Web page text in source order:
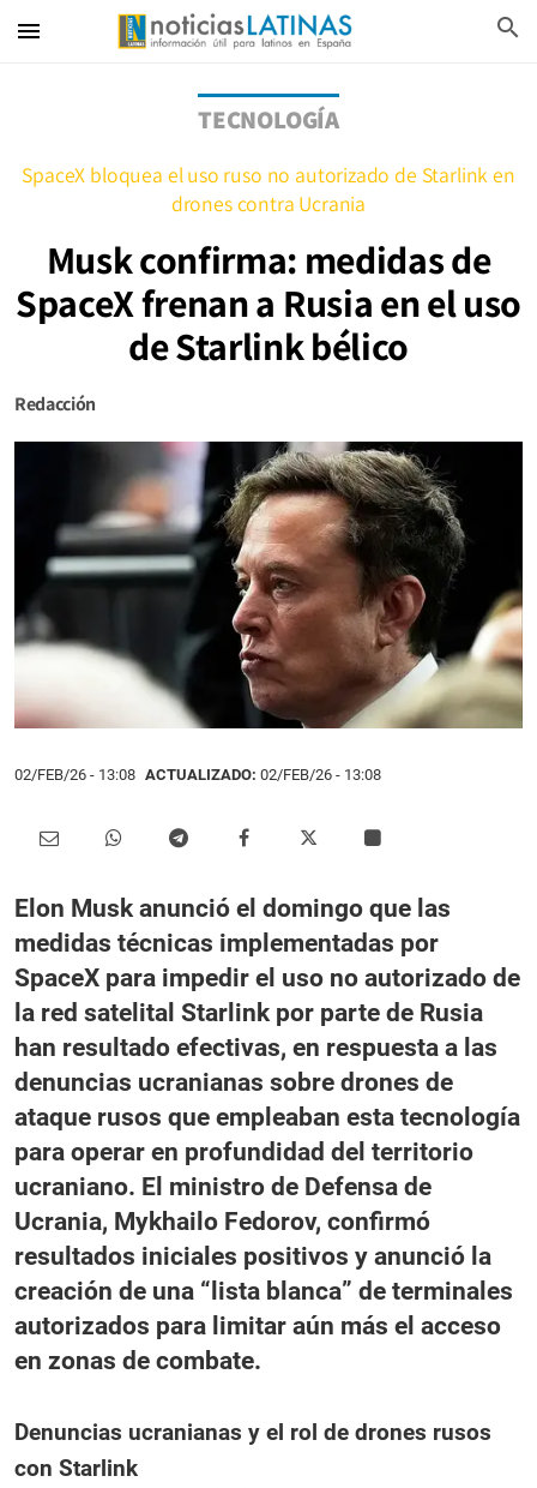
menu search
TECNOLOGÍA
SpaceX bloquea el uso ruso no autorizado de Starlink en
drones contra Ucrania
Musk confirma: medidas de
SpaceX frenan a Rusia en el uso
de Starlink bélico
Redacción
02/FEB/26 - 13:08 ACTUALIZADO: 02/FEB/26 - 13:08
Elon Musk anunció el domingo que las
medidas técnicas implementadas por
SpaceX para impedir el uso no autorizado de
la red satelital Starlink por parte de Rusia
han resultado efectivas, en respuesta a las
denuncias ucranianas sobre drones de
ataque rusos que empleaban esta tecnología
para operar en profundidad del territorio
ucraniano. El ministro de Defensa de
Ucrania, Mykhailo Fedorov, confirmó
resultados iniciales positivos y anunció la
creación de una “lista blanca” de terminales
autorizados para limitar aún más el acceso
en zonas de combate.
Denuncias ucranianas y el rol de drones rusos
con Starlink